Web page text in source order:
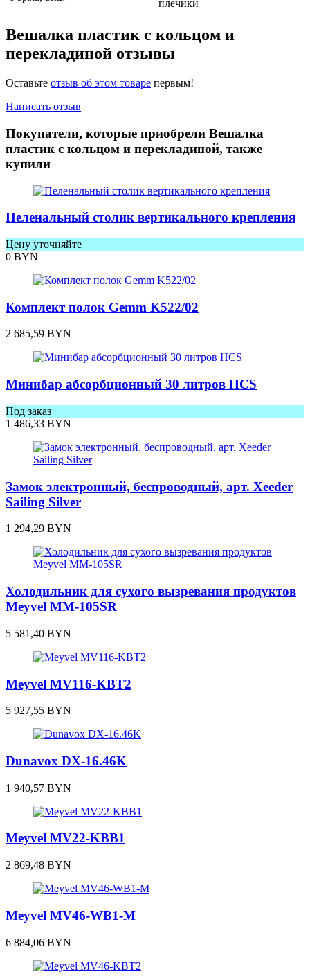
плечики
Вешалка пластик с кольцом и
перекладиной отзывы
Оставьте отзыв об этом товаре первым!
Написать отзыв
Покупатели, которые приобрели Вешалка
пластик с кольцом и перекладиной, также
купили
Пеленальный столик вертикального крепления
Цену уточняйте
0 BYN
Комплект полок Gemm K522/02
2 685,59 BYN
Минибар абсорбционный 30 литров HCS
Под заказ
1 486,33 BYN
Замок электронный, беспроводный, арт. Xeeder
Sailing Silver
1 294,29 BYN
Холодильник для сухого вызревания продуктов
Meyvel MM-105SR
5 581,40 BYN
Meyvel MV116-KBT2
5 927,55 BYN
Dunavox DX-16.46K
1 940,57 BYN
Meyvel MV22-KBB1
2 869,48 BYN
Meyvel MV46-WB1-M
6 884,06 BYN